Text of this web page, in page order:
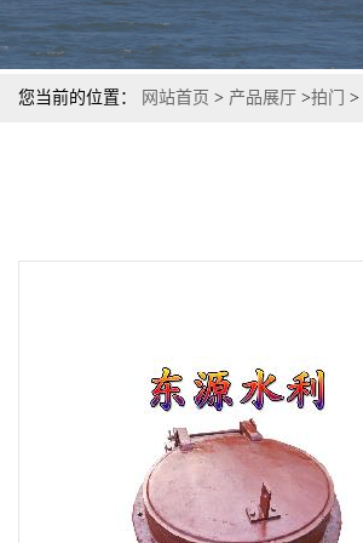
您当前的位置： 网站首页 > 产品展厅 >拍门 >